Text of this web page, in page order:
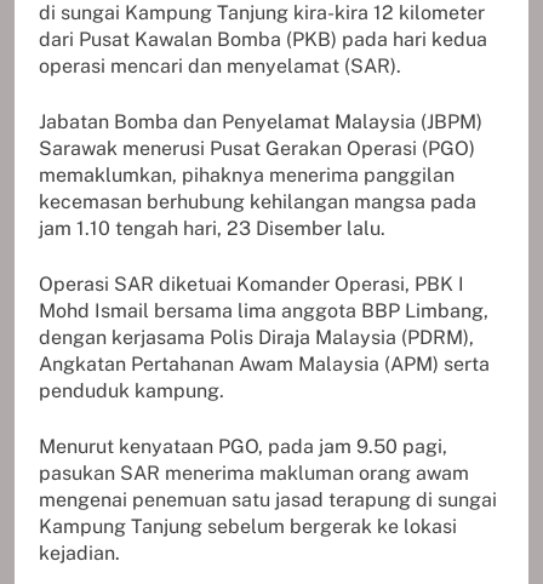
di sungai Kampung Tanjung kira-kira 12 kilometer
dari Pusat Kawalan Bomba (PKB) pada hari kedua
operasi mencari dan menyelamat (SAR).
Jabatan Bomba dan Penyelamat Malaysia (JBPM)
Sarawak menerusi Pusat Gerakan Operasi (PGO)
memaklumkan, pihaknya menerima panggilan
kecemasan berhubung kehilangan mangsa pada
jam 1.10 tengah hari, 23 Disember lalu.
Operasi SAR diketuai Komander Operasi, PBK I
Mohd Ismail bersama lima anggota BBP Limbang,
dengan kerjasama Polis Diraja Malaysia (PDRM),
Angkatan Pertahanan Awam Malaysia (APM) serta
penduduk kampung.
Menurut kenyataan PGO, pada jam 9.50 pagi,
pasukan SAR menerima makluman orang awam
mengenai penemuan satu jasad terapung di sungai
Kampung Tanjung sebelum bergerak ke lokasi
kejadian.